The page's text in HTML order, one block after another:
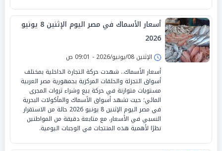
أسعار الأسماك في مصر اليوم الإثنين 8 يونيو
2026
الإثنين 08/يونيو/2026 - 09:01 ص
أسعار الأسماك.. شهدت حركة التجارة الداخلية بمختلف
أسواق التجزئة والحلقات المركزية بجمهورية مصر العربية
مستويات متوازنة في حركة بيع وشراء ثروات المجرى
المائي؛ حيث تشهد أسواق الأسماك والمأكولات البحرية
في مصر اليوم الإثنين 8 يونيو 2026 حالة من الاستقرار
النسبي في الأسعار، مع متابعة دقيقة من المواطنين
نظرًا لأهمية هذه المنتجات في الوجبات اليومية.